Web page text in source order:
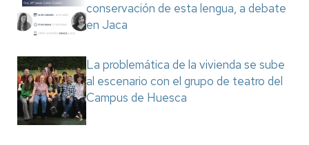
conservación de esta lengua, a debate
en Jaca
La problemática de la vivienda se sube
al escenario con el grupo de teatro del
Campus de Huesca